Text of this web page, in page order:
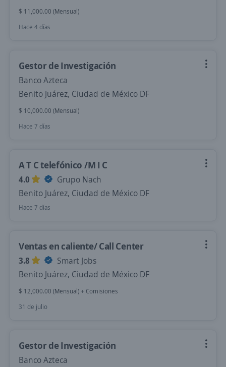
$ 11,000.00 (Mensual)
Hace 4 días
Gestor de Investigación
Banco Azteca
Benito Juárez, Ciudad de México DF
$ 10,000.00 (Mensual)
Hace 7 días
A T C telefónico /M I C
4.0
Grupo Nach
Benito Juárez, Ciudad de México DF
Hace 7 días
Ventas en caliente/ Call Center
3.8
Smart Jobs
Benito Juárez, Ciudad de México DF
$ 12,000.00 (Mensual) + Comisiones
31 de julio
Gestor de Investigación
Banco Azteca